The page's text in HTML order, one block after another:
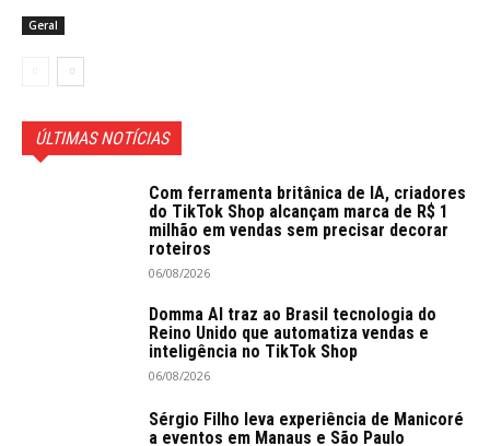
Geral
ÚLTIMAS NOTÍCIAS
Com ferramenta britânica de IA, criadores
do TikTok Shop alcançam marca de R$ 1
milhão em vendas sem precisar decorar
roteiros
06/08/2026
Domma AI traz ao Brasil tecnologia do
Reino Unido que automatiza vendas e
inteligência no TikTok Shop
06/08/2026
Sérgio Filho leva experiência de Manicoré
a eventos em Manaus e São Paulo